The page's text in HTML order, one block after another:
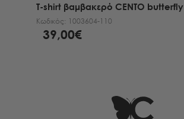
T-shirt βαμβακερό CENTO butterfly
Κωδικός: 1003604-110
39,00€